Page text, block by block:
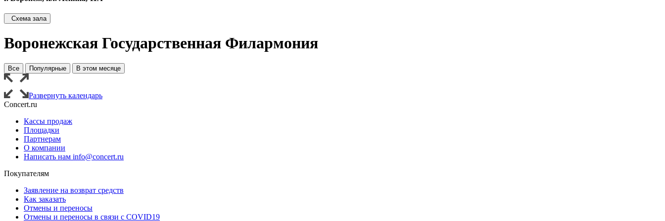
Схема зала
Воронежская Государственная Филармония
Все Популярные В этом месяце
Развернуть календарь
Concert.ru
Кассы продаж
Площадки
Партнерам
О компании
Написать нам info@concert.ru
Покупателям
Заявление на возврат средств
Как заказать
Отмены и переносы
Отмены и переносы в связи с COVID19